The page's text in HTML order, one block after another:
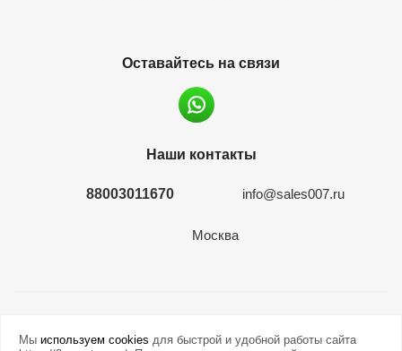
Оставайтесь на связи
Наши контакты
88003011670 info@sales007.ru
Москва
Мы используем cookies для быстрой и удобной работы сайта